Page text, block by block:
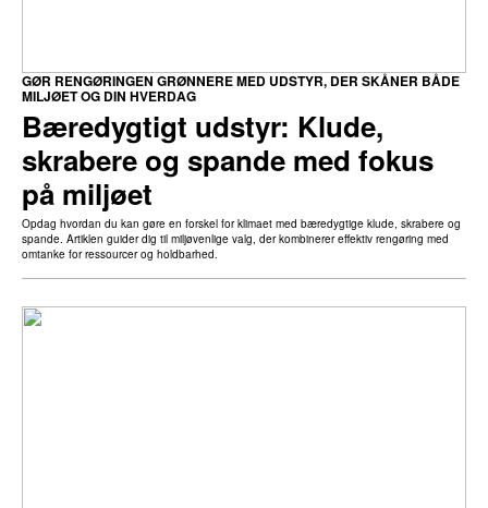
Bæredygtigt udstyr: Klude,
skrabere og spande med fokus
på miljøet
GØR RENGØRINGEN GRØNNERE MED UDSTYR, DER SKÅNER BÅDE
MILJØET OG DIN HVERDAG
Opdag hvordan du kan gøre en forskel for klimaet med bæredygtige klude, skrabere og
spande. Artiklen guider dig til miljøvenlige valg, der kombinerer effektiv rengøring med
omtanke for ressourcer og holdbarhed.